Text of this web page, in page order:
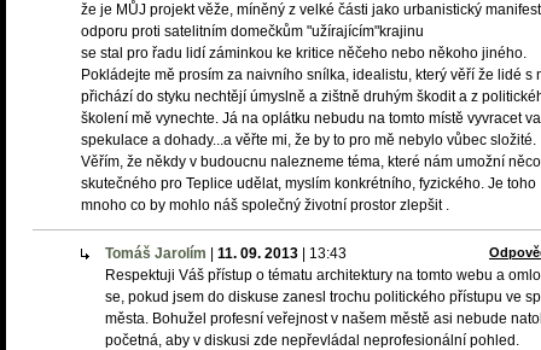
že je MŮJ projekt věže, míněný z velké části jako urbanistický manifest
odporu proti satelitním domečkům "užírajícím"krajinu
se stal pro řadu lidí záminkou ke kritice něčeho nebo někoho jiného.
Pokládejte mě prosím za naivního snílka, idealistu, který věří že lidé s
přichází do styku nechtějí úmyslně a zištně druhým škodit a z
školení mě vynechte. Já na oplátku nebudu na tomto místě vyvracet
spekulace a dohady...a věřte mi, že by to pro mě nebylo vůbec složité.
Věřím, že někdy v budoucnu nalezneme téma, které nám umožní něco
skutečného pro Teplice udělat, myslím konkrétního, fyzického. Je toho
mnoho co by mohlo náš společný životní prostor zlepšit .
Tomáš Jarolím 11. 09. 2013 13:43
Respektuji Váš přístup o tématu architektury na tomto webu a
se, pokud jsem do diskuse zanesl trochu politického přístupu ve
města. Bohužel profesní veřejnost v našem městě asi nebude
početná, aby v diskusi zde nepřevládal neprofesionální pohled.